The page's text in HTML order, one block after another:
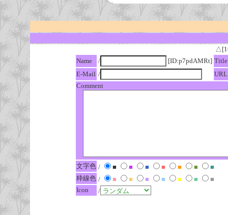
Name
/ [ID:p7pdAMRt] Title
E-Mail /
URL
Comment
文字色 / ■ ■ ■ ■ ■ ■
■
枠線色 / ■ ■ ■ ■ ■ ■
■
Icon
/